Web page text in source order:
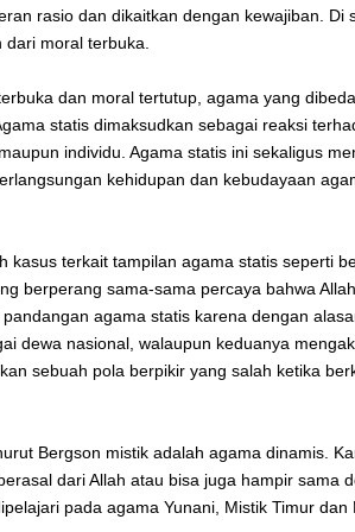
rasio dan dikaitkan dengan kewajiban. Di
moral terbuka.
dan moral tertutup, agama yang
statis dimaksudkan sebagai reaksi
individu. Agama statis ini sekaligus
kehidupan dan kebudayaan
kasus terkait tampilan agama statis seperti
berperang sama-sama percaya bahwa
agama statis karena dengan
dewa nasional, walaupun keduanya
sebuah pola berpikir yang salah ketika
Bergson mistik adalah agama dinamis.
dari Allah atau bisa juga hampir sama
pada agama Yunani, Mistik Timur dan